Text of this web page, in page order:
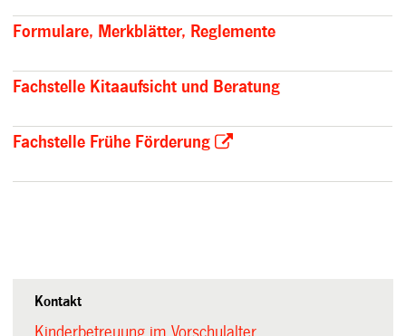
Formulare, Merkblätter, Reglemente
Fachstelle Kitaaufsicht und Beratung
Fachstelle Frühe Förderung
Kontakt